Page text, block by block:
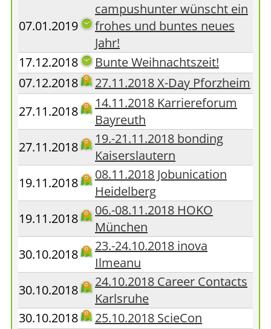
07.01.2019
campushunter wünscht ein
frohes und buntes neues
Jahr!
17.12.2018
Bunte Weihnachtszeit!
07.12.2018
27.11.2018 X-Day Pforzheim
27.11.2018
14.11.2018 Karriereforum
Bayreuth
27.11.2018
19.-21.11.2018 bonding
Kaiserslautern
19.11.2018
08.11.2018 Jobunication
Heidelberg
19.11.2018
06.-08.11.2018 HOKO
München
30.10.2018
23.-24.10.2018 inova
Ilmeanu
30.10.2018
24.10.2018 Career Contacts
Karlsruhe
30.10.2018
25.10.2018 ScieCon